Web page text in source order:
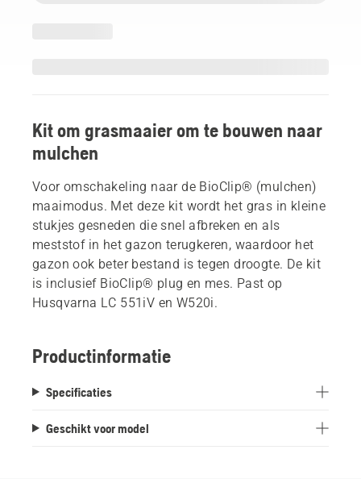
Kit om grasmaaier om te bouwen naar
mulchen
Voor omschakeling naar de BioClip® (mulchen)
maaimodus. Met deze kit wordt het gras in kleine
stukjes gesneden die snel afbreken en als
meststof in het gazon terugkeren, waardoor het
gazon ook beter bestand is tegen droogte. De kit
is inclusief BioClip® plug en mes. Past op
Husqvarna LC 551iV en W520i.
Productinformatie
Specificaties
Geschikt voor model